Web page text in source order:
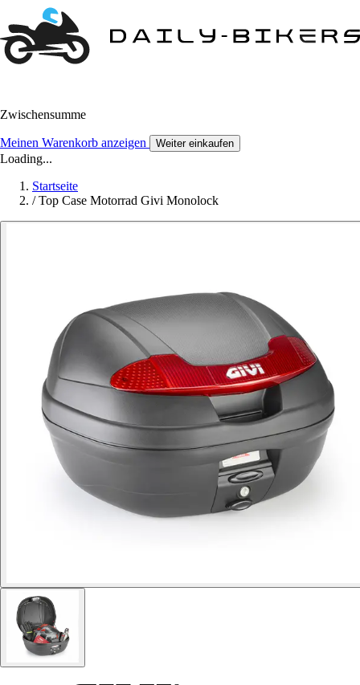
Zwischensumme
Meinen Warenkorb anzeigen Weiter einkaufen
Loading...
Startseite
/ Top Case Motorrad Givi Monolock